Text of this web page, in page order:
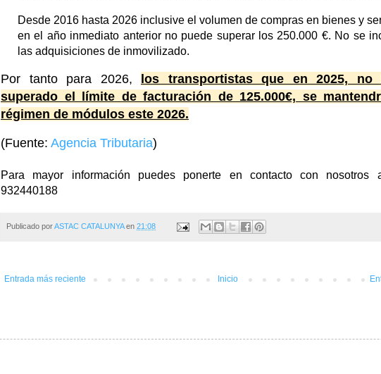
Desde 2016 hasta 2026 inclusive el volumen de compras en bienes y
en el año inmediato anterior no puede superar los 250.000 €. No se
las adquisiciones de inmovilizado.
Por tanto para 2026, los transportistas que en 2025, no
superado el límite de facturación de 125.000€, se
régimen de módulos este 2026.
(Fuente: Agencia Tributaria)
Para mayor información puedes ponerte en contacto con nosotros
932440188
Publicado porASTAC CATALUNYA en 21:08
Entrada más reciente Inicio